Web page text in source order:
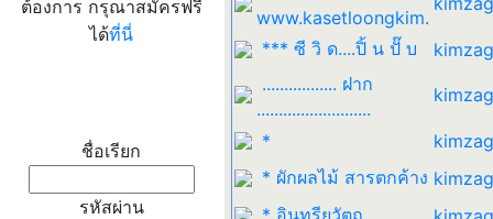
ต้องการ กรุณาสมัครฟรี
ได้ที่นี่
ชื่อเรียก
รหัสผ่าน
www.kasetloongkim.
*** ซี วิ ด....ปิ้ น ปั๊ บ
................. ฝาก
..........................
*
* ผักผลไม้ สารตกค้าง
* อินทรียวัตถุ